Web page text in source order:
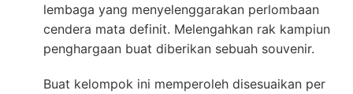
lembaga yang menyelenggarakan perlombaan
cendera mata definit. Melengahkan rak kampiun
penghargaan buat diberikan sebuah souvenir.
Buat kelompok ini memperoleh disesuaikan per